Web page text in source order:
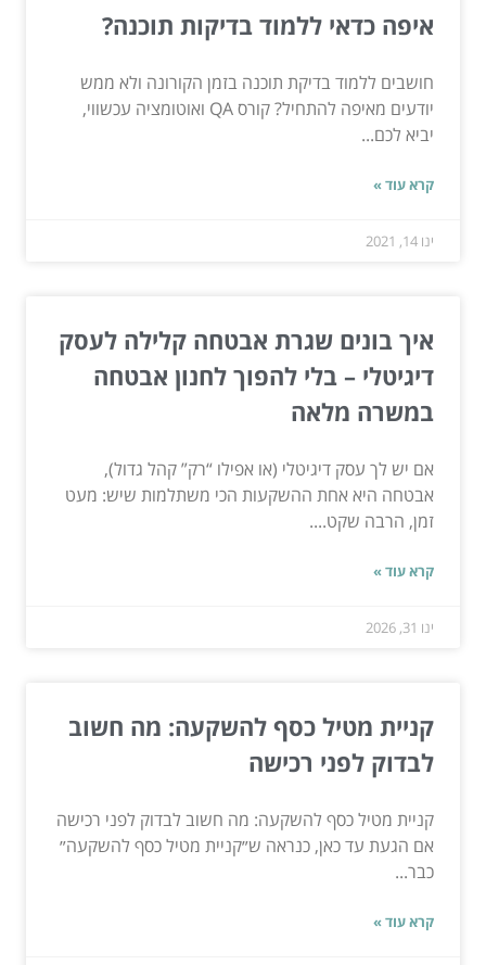
איפה כדאי ללמוד בדיקות תוכנה?
חושבים ללמוד בדיקת תוכנה בזמן הקורונה ולא ממש
יודעים מאיפה להתחיל? קורס QA ואוטומציה עכשווי,
יביא לכם...
קרא עוד »
ינו 14, 2021
איך בונים שגרת אבטחה קלילה לעסק
דיגיטלי – בלי להפוך לחנון אבטחה
במשרה מלאה
אם יש לך עסק דיגיטלי (או אפילו “רק” קהל גדול),
אבטחה היא אחת ההשקעות הכי משתלמות שיש: מעט
זמן, הרבה שקט....
קרא עוד »
ינו 31, 2026
קניית מטיל כסף להשקעה: מה חשוב
לבדוק לפני רכישה
קניית מטיל כסף להשקעה: מה חשוב לבדוק לפני רכישה
אם הגעת עד כאן, כנראה ש״קניית מטיל כסף להשקעה״
כבר...
קרא עוד »